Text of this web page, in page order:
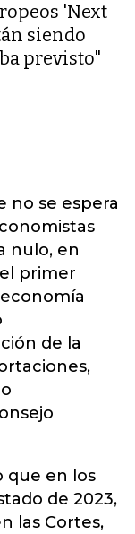
'Next
siendo
previsto"
no se espera
nulo, en
primer
de la
que en los
de 2023,
las Cortes,